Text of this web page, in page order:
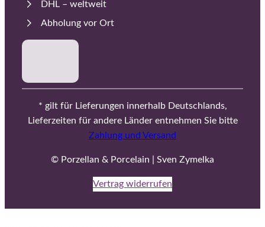
DHL – weltweit
Abholung vor Ort
* gilt für Lieferungen innerhalb Deutschlands,
Lieferzeiten für andere Länder entnehmen Sie bitte
Zahlung und Versand
© Porzellan & Porcelain | Sven Zymelka
Vertrag widerrufen